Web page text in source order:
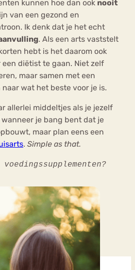
kunnen hoe dan ook nooit
van een gezond en
Ik denk dat je het echt
. Als een arts vaststelt
hebt is het daarom ook
een diëtist te gaan. Niet zelf
maar samen met een
wat het beste voor je is.
allerlei middeltjes als je jezelf
je bang bent dat je
maar plan eens een
. Simple as that.